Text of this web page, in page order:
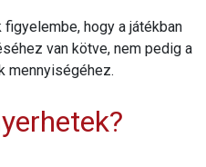
hogy a játékban
van kötve, nem pedig a
mennyiségéhez.